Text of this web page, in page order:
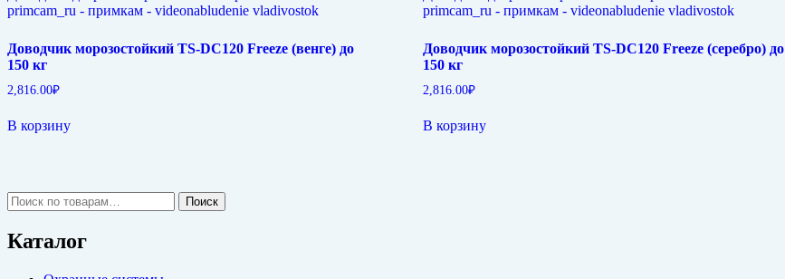
Доводчик морозостойкий TS-DC120 Freeze (венге) до
150 кг
2,816.00₽
В корзину
Доводчик морозостойкий TS-DC120 Freeze (серебро) до
150 кг
2,816.00₽
В корзину
Искать: Поиск
Каталог